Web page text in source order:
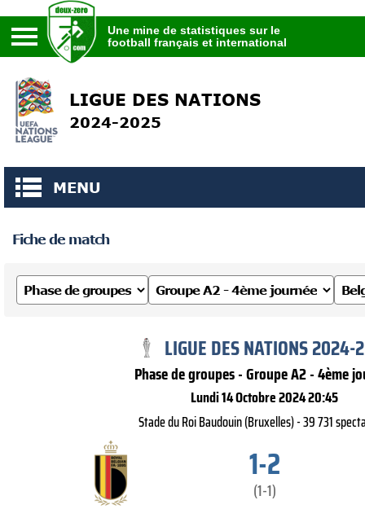
football français et international
Une mine de statistiques sur le
football français et international
LIGUE DES NATIONS
2024-2025
MENU
Fiche de match
LIGUE DES NATIONS
Phase de groupes - Groupe A2 - 4ème
Lundi 14 Octobre 2024 20:45
Stade du Roi Baudouin (Bruxelles) - 39 731
1-2
(1-1)